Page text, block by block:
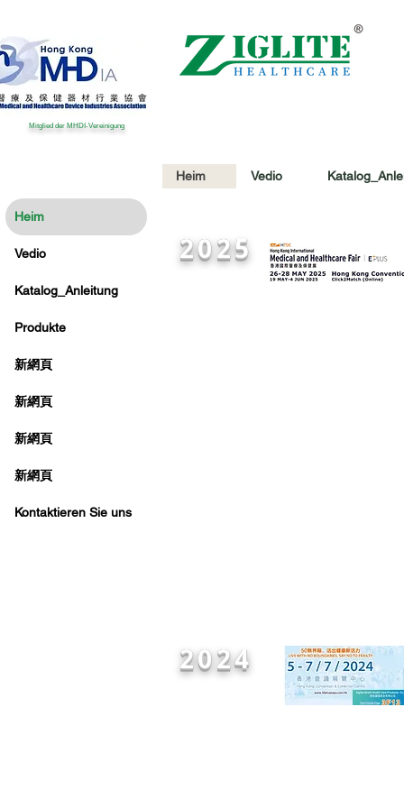
Mitglied der MHDI-Vereinigung
Heim Vedio
2025
2024
Heim
Vedio
Katalog_Anleitung
Produkte
新網頁
新網頁
新網頁
新網頁
Kontaktieren Sie uns